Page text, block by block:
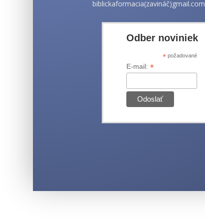
biblickaformacia(zavináč)gmail.com
Odber noviniek
*požadované
E-mail: *